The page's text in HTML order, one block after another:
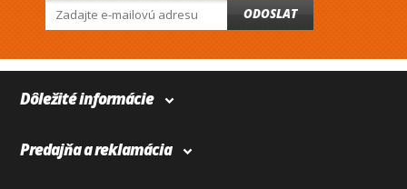
ODOSLAT
Dôležité informácie
Predajňa a reklamácia